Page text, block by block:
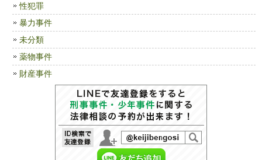
性犯罪
暴力事件
未分類
薬物事件
財産事件